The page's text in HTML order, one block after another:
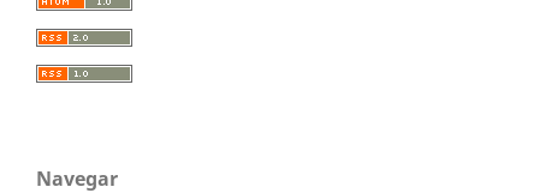
Navegar